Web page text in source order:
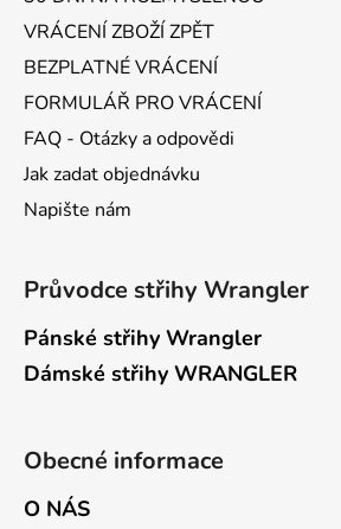
VRÁCENÍ ZBOŽÍ ZPĚT
BEZPLATNÉ VRÁCENÍ
FORMULÁŘ PRO VRÁCENÍ
FAQ - Otázky a odpovědi
Jak zadat objednávku
Napište nám
Průvodce střihy Wrangler
Pánské střihy Wrangler
Dámské střihy WRANGLER
Obecné informace
O NÁS